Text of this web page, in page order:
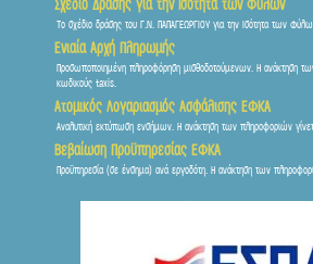
Σχέδιο Δράσης για την Ισότητα των Φύλων
Το σχέδιο δράσης του Γ.Ν. ΠΑΠΑΓΕΩΡΓΙΟΥ για την Ισότητα των
Ενιαία Αρχή Πληρωμής
Προσωποποιημένη πληροφόρηση μισθοδοτούμενων. Η ανάκτηση
κωδικούς taxis.
Ατομικός Λογαριασμός Ασφάλισης ΕΦΚΑ
Αναλυτική εκτύπωση ενσήμων. Η ανάκτηση των πληροφοριών
Βεβαίωση Προϋπηρεσίας ΕΦΚΑ
Προϋπηρεσία (σε ένσημα) ανά εργοδότη. Η ανάκτηση των